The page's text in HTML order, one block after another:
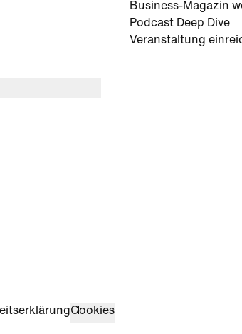
Business-Magazin
Podcast Deep Dive
Veranstaltung
Cookies